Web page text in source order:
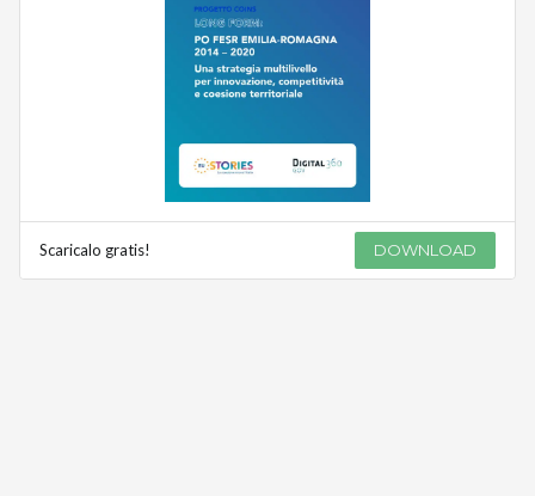
Scaricalo gratis! DOWNLOAD